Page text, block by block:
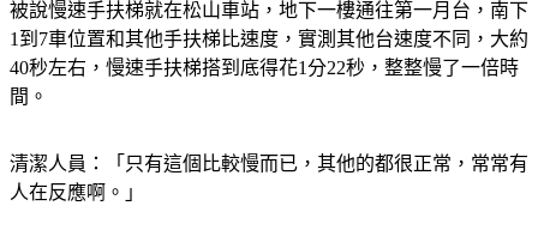
被說慢速手扶梯就在松山車站，地下一樓通往第一月台，南下
1到7車位置和其他手扶梯比速度，實測其他台速度不同，大約
40秒左右，慢速手扶梯搭到底得花1分22秒，整整慢了一倍時
間。
清潔人員：「只有這個比較慢而已，其他的都很正常，常常有
人在反應啊。」